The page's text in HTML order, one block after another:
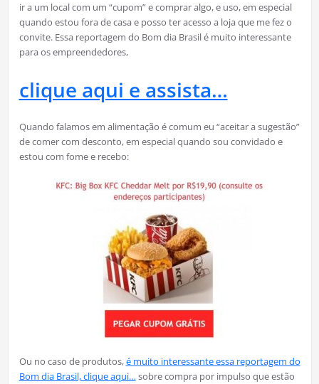
ir a um local com um “cupom” e comprar algo, e uso, em especial
quando estou fora de casa e posso ter acesso a loja que me fez o
convite. Essa reportagem do Bom dia Brasil é muito interessante
para os empreendedores,
clique aqui e assista…
Quando falamos em alimentação é comum eu “aceitar a sugestão”
de comer com desconto, em especial quando sou convidado e
estou com fome e recebo:
Ou no caso de produtos,é muito interessante essa reportagem do
Bom dia Brasil, clique aqui… sobre compra por impulso que estão